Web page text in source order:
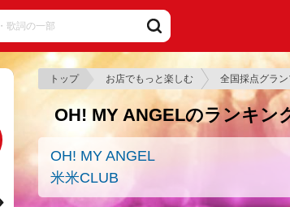
トップ お店でもっと楽しむ 全国採点グラン
OH! MY ANGELのランキン
OH! MY ANGEL
米米CLUB